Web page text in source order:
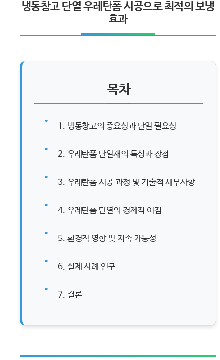
냉동창고 단열 우레탄폼 시공으로 최적의 보냉
효과
목차
1. 냉동창고의 중요성과 단열 필요성
2. 우레탄폼 단열재의 특성과 장점
3. 우레탄폼 시공 과정 및 기술적 세부사항
4. 우레탄폼 단열의 경제적 이점
5. 환경적 영향 및 지속 가능성
6. 실제 사례 연구
7. 결론